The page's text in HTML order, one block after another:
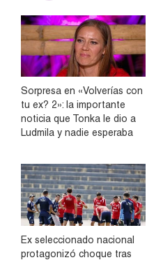
Sorpresa en «Volverías con
tu ex? 2»: la importante
noticia que Tonka le dio a
Ludmila y nadie esperaba
Ex seleccionado nacional
protagonizó choque tras